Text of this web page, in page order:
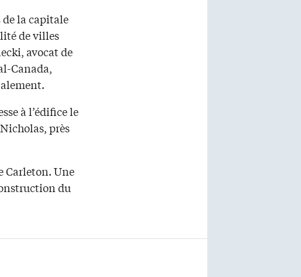
de la capitale
de villes
avocat de
Canada,
à l’édifice le
près
Carleton. Une
du